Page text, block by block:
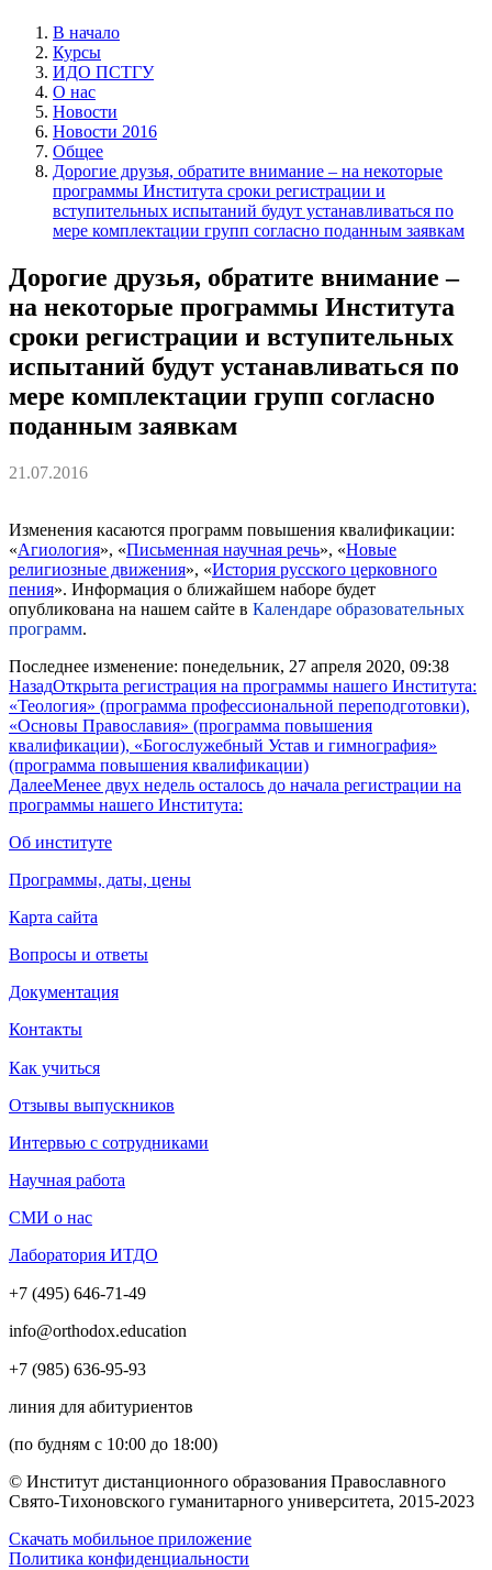
В начало
Курсы
ИДО ПСТГУ
О нас
Новости
Новости 2016
Общее
Дорогие друзья, обратите внимание – на некоторые
программы Института сроки регистрации и
вступительных испытаний будут устанавливаться по
мере комплектации групп согласно поданным заявкам
Дорогие друзья, обратите внимание –
на некоторые программы Института
сроки регистрации и вступительных
испытаний будут устанавливаться по
мере комплектации групп согласно
поданным заявкам
21.07.2016
Изменения касаются программ повышения квалификации:
«Агиология», «Письменная научная речь», «Новые
религиозные движения», «История русского церковного
пения». Информация о ближайшем наборе будет
опубликована на нашем сайте в Календаре образовательных
программ.
Последнее изменение: понедельник, 27 апреля 2020, 09:38
НазадОткрыта регистрация на программы нашего Института:
«Теология» (программа профессиональной переподготовки),
«Основы Православия» (программа повышения
квалификации), «Богослужебный Устав и гимнография»
(программа повышения квалификации)
ДалееМенее двух недель осталось до начала регистрации на
программы нашего Института:
Об институте
Программы, даты, цены
Карта сайта
Вопросы и ответы
Документация
Контакты
Как учиться
Отзывы выпускников
Интервью с сотрудниками
Научная работа
СМИ о нас
Лаборатория ИТДО
+7 (495) 646-71-49
info@orthodox.education
+7 (985) 636-95-93
линия для абитуриентов
(по будням с 10:00 до 18:00)
© Институт дистанционного образования Православного
Свято-Тихоновского гуманитарного университета, 2015-2023
Скачать мобильное приложение
Политика конфиденциальности